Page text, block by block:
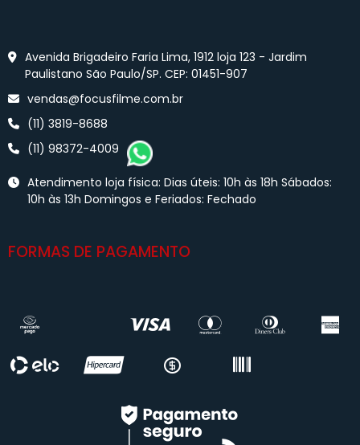
Avenida Brigadeiro Faria Lima, 1912 loja 123 - Jardim
Paulistano São Paulo/SP. CEP: 01451-907
vendas@focusfilme.com.br
(11) 3819-8688
(11) 98372-4009
Atendimento loja física: Dias úteis: 10h às 18h Sábados:
10h às 13h Domingos e Feriados: Fechado
FORMAS DE PAGAMENTO